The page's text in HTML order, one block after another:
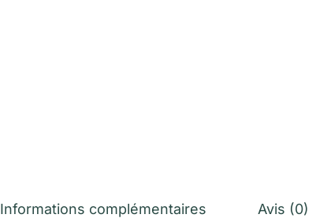
Informations complémentaires Avis (0)